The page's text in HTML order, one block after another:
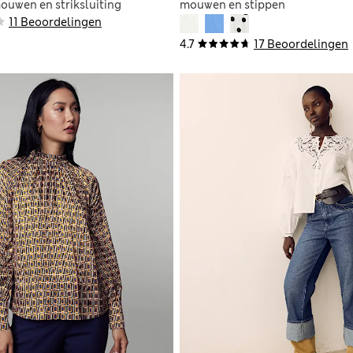
11 Beoordelingen
en striksluiting
4.7
17 Beoordelingen
mouwen en stippen